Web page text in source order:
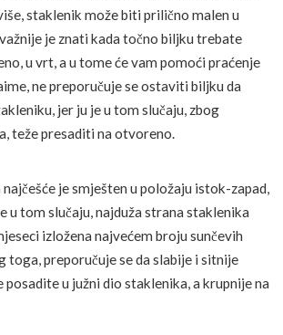
staklenik može biti prilično malen u
je znati kada točno biljku trebate
u vrt, a u tome će vam pomoći praćenje
ne preporučuje se ostaviti biljku da
jer ju je u tom slučaju, zbog
teže presaditi na otvoreno.
je smješten u položaju istok-zapad,
u tom slučaju, najduža strana staklenika
izložena najvećem broju sunčevih
toga, preporučuje se da slabije i sitnije
u južni dio staklenika, a krupnije na